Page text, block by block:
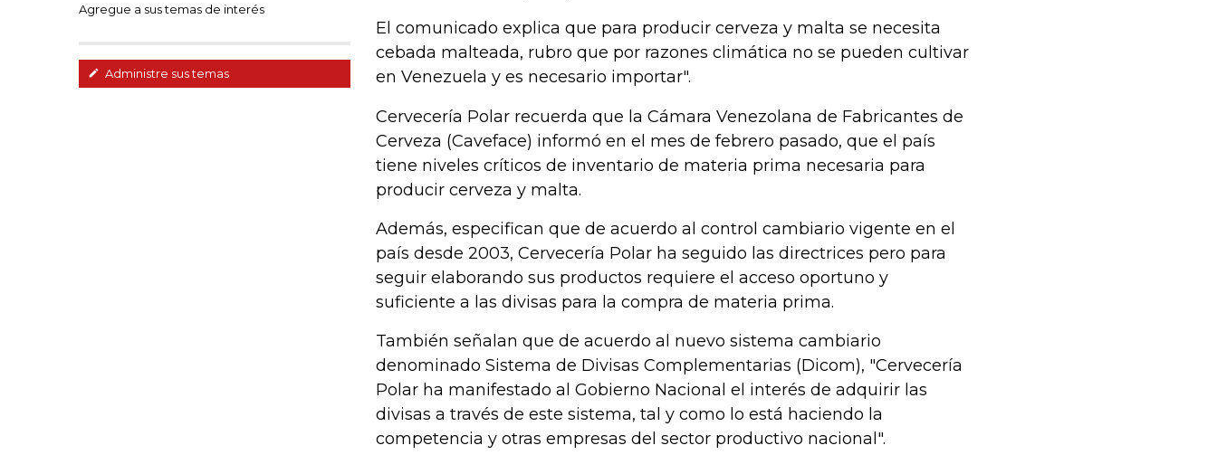
Agregue a sus temas de interés
Administre sus temas
El comunicado explica que para producir cerveza y malta se necesita
cebada malteada, rubro que por razones climática no se pueden cultivar
en Venezuela y es necesario importar".
Cervecería Polar recuerda que la Cámara Venezolana de Fabricantes de
Cerveza (Caveface) informó en el mes de febrero pasado, que el país
tiene niveles críticos de inventario de materia prima necesaria para
producir cerveza y malta.
Además, especifican que de acuerdo al control cambiario vigente en el
país desde 2003, Cervecería Polar ha seguido las directrices pero para
seguir elaborando sus productos requiere el acceso oportuno y
suficiente a las divisas para la compra de materia prima.
También señalan que de acuerdo al nuevo sistema cambiario
denominado Sistema de Divisas Complementarias (Dicom), "Cervecería
Polar ha manifestado al Gobierno Nacional el interés de adquirir las
divisas a través de este sistema, tal y como lo está haciendo la
competencia y otras empresas del sector productivo nacional".